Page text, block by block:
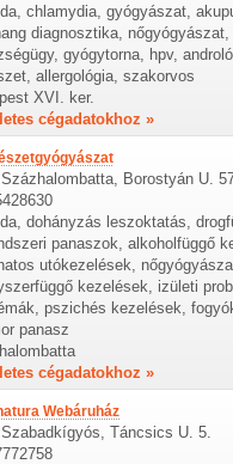
chlamydia, gyógyászat,
diagnosztika, nőgyógyászat,
gyógytorna, hpv,
allergológia, szakorvos
XVI. ker.
cégadatokhoz »
Borostyán U.
dohányzás leszoktatás,
panaszok, alkoholfüggő
utókezelések,
kezelések, izületi
pszichés kezelések,
panasz
cégadatokhoz »
Webáruház
Táncsics U. 5.